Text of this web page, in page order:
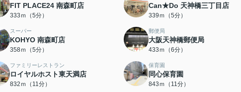
FIT PLACE24 南森町店
333ｍ（5分）
Can★Do 天神橋三丁目店
339ｍ（5分）
スーパー
KOHYO 南森町店
358ｍ（5分）
郵便局
大阪天神橋郵便局
433ｍ（6分）
ファミリーレストラン
ロイヤルホスト東天満店
832ｍ（11分）
保育園
同心保育園
843ｍ（11分）